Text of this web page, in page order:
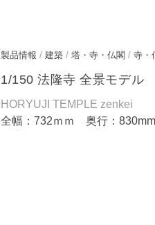
製品情報 / 建築 / 塔・寺・仏閣 / 寺・
1/150 法隆寺 全景モデル
HORYUJI TEMPLE zenkei
全幅：732ｍｍ 奥行：